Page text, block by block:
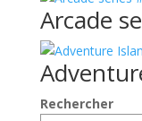
Arcade
Rechercher